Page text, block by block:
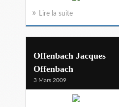
Lire la suite
Offenbach Jacques
Offenbach
3 Mars 2009